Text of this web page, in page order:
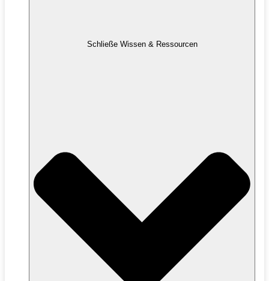
Schließe Wissen & Ressourcen